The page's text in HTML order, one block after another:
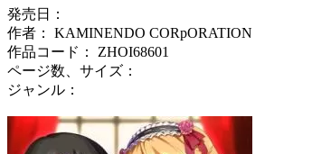
発売日：
作者： KAMINENDO CORpORATION
作品コード： ZHOI68601
ページ数、サイズ：
ジャンル：